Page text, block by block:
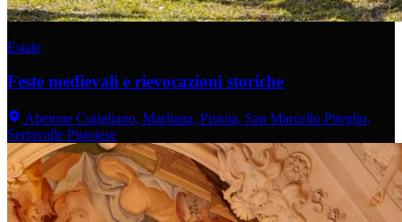
Estate
Feste medievali e rievocazioni storiche
Abetone Cutigliano, Marliana, Pistoia, San Marcello Piteglio,
Serravalle Pistoiese